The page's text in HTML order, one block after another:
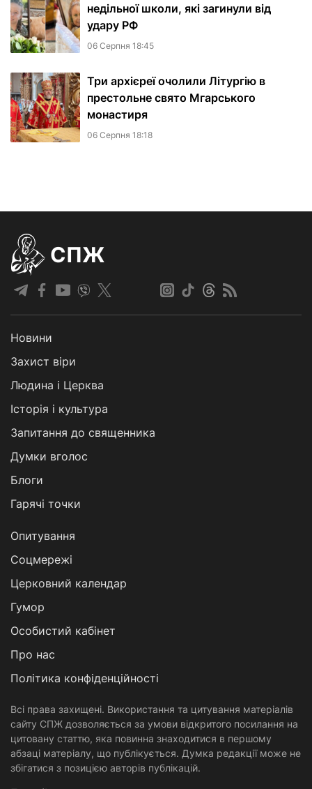
недільної школи, які загинули від
удару РФ
06 Серпня 18:45
Три архієреї очолили Літургію в
престольне свято Мгарського
монастиря
06 Серпня 18:18
СПЖ
Новини
Захист віри
Людина і Церква
Історія і культура
Запитання до священника
Думки вголос
Блоги
Гарячі точки
Опитування
Соцмережі
Церковний календар
Гумор
Особистий кабінет
Про нас
Політика конфіденційності
Всі права захищені. Використання та цитування матеріалів
сайту СПЖ дозволяється за умови відкритого посилання на
цитовану статтю, яка повинна знаходитися в першому
абзаці матеріалу, що публікується. Думка редакції може не
збігатися з позицією авторів публікацій.